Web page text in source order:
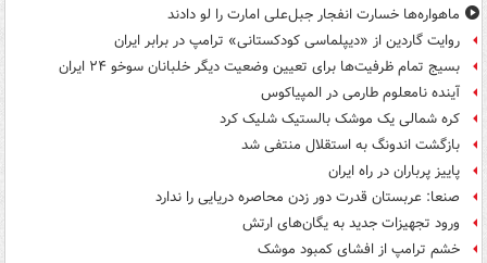
ماهواره‌ها خسارت انفجار جبل‌علی امارت را لو دادند
روایت گاردین از «دیپلماسی کودکستانی» ترامپ در برابر ایران
بسیج تمام ظرفیت‌ها برای تعیین وضعیت دیگر خلبانان سوخو ۲۴ ایران
آینده نامعلوم طارمی در المپیاکوس
کره شمالی یک موشک بالستیک شلیک کرد
بازگشت اندونگ به استقلال منتفی شد
پاییز پرباران در راه ایران
صنعا: عربستان قدرت دور زدن محاصره دریایی را ندارد
ورود تجهیزات جدید به یگان‌های ارتش
خشم ترامپ از افشای کمبود موشک